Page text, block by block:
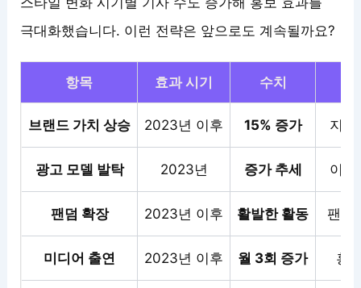
극대화했습니다. 이런 전략은 앞으로도 계속될까요?
항목 효과 시기 수치
브랜드 가치 상승 2023년 이후 15% 증가 지속
광고 모델 발탁 2023년 증가 추세 이미
팬덤 확장 2023년 이후 활발한 활동 팬
미디어 출연 2023년 이후 월 3회 증가 홍